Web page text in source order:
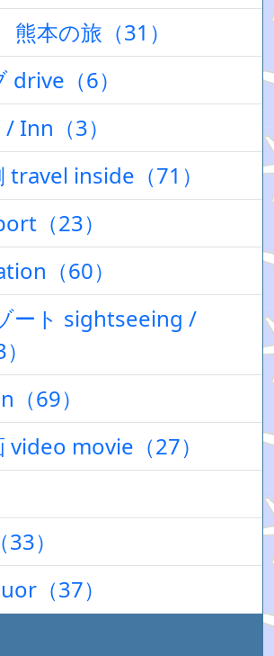
熊本の旅（31）
drive（6）
Inn（3）
travel inside（71）
（23）
（60）
ート sightseeing /
69）
video movie（27）
）
（37）